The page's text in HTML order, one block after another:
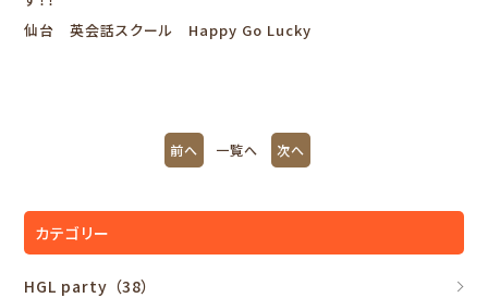
仙台 英会話スクール Happy Go Lucky
前へ 一覧へ 次へ
カテゴリー
HGL party （38）